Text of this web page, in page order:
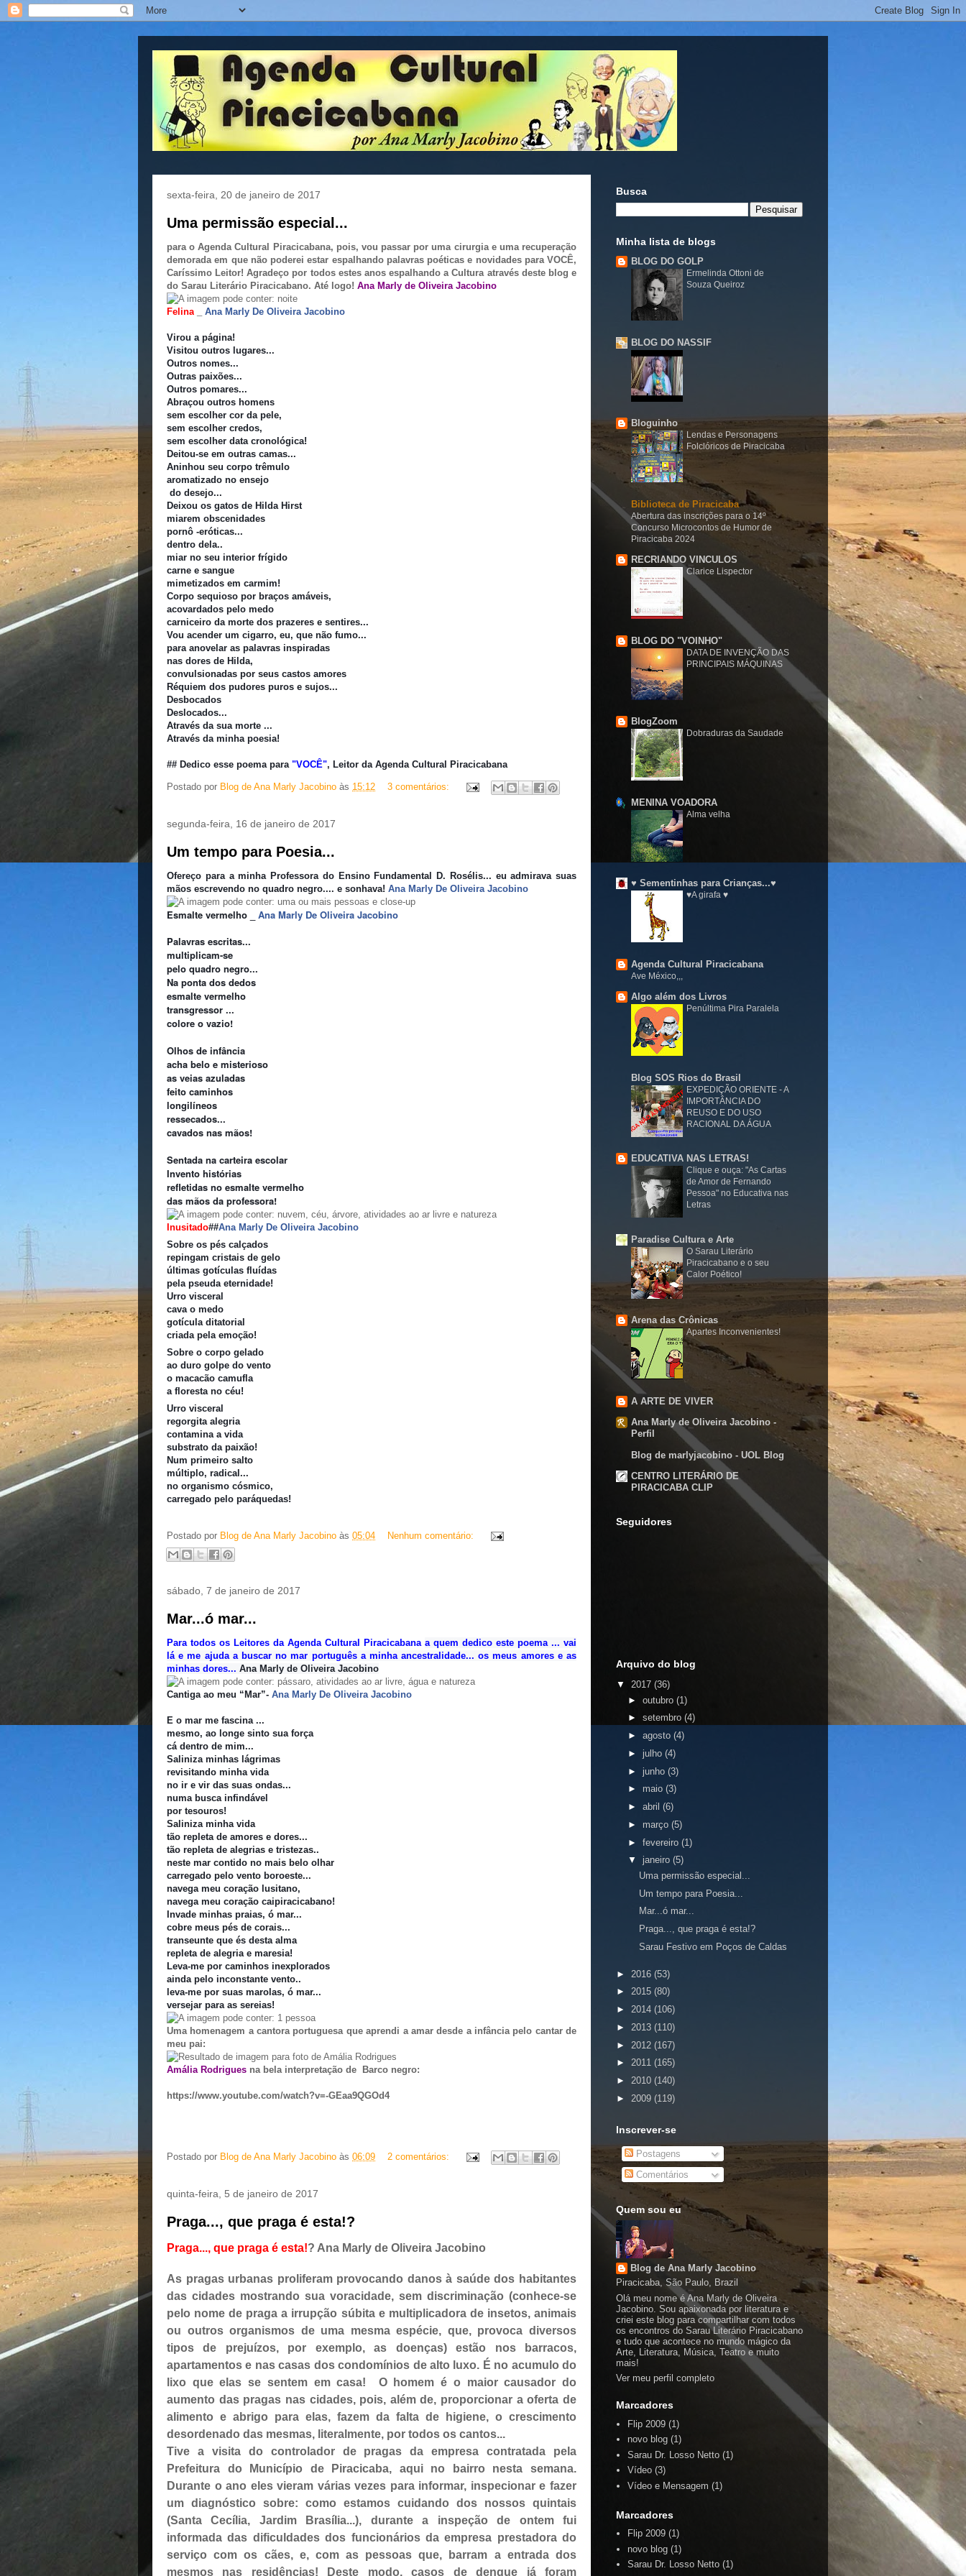
sexta-feira, 20 de janeiro de 2017
Uma permissão especial...
para o Agenda Cultural Piracicabana, pois, vou passar por uma cirurgia e uma recuperação
demorada em que não poderei estar espalhando palavras poéticas e novidades para VOCÊ,
Caríssimo Leitor! Agradeço por todos estes anos espalhando a Cultura através deste blog e
do Sarau Literário Piracicabano. Até logo! Ana Marly de Oliveira Jacobino
Felina Ana Marly De Oliveira Jacobino
Virou a página!
Visitou outros lugares...
Outros nomes...
Outras paixões...
Outros pomares...
Abraçou outros homens
sem escolher cor da pele,
sem escolher credos,
sem escolher data cronológica!
Deitou-se em outras camas...
Aninhou seu corpo trêmulo
aromatizado no ensejo
do desejo...
Deixou os gatos de Hilda Hirst
miarem obscenidades
pornô -eróticas...
dentro dela..
miar no seu interior frígido
carne e sangue
mimetizados em carmim!
Corpo sequioso por braços amáveis,
acovardados pelo medo
carniceiro da morte dos prazeres e sentires...
Vou acender um cigarro, eu, que não fumo...
para anovelar as palavras inspiradas
nas dores de Hilda,
convulsionadas por seus castos amores
Réquiem dos pudores puros e sujos...
Desbocados
Deslocados...
Através da sua morte ...
Através da minha poesia!
## Dedico esse poema para "VOCÊ", Leitor da Agenda Cultural Piracicabana
Postado por Blog de Ana Marly Jacobino às 15:12 3 comentários:
segunda-feira, 16 de janeiro de 2017
Um tempo para Poesia...
Ofereço para a minha Professora do Ensino Fundamental D. Rosélis... eu admirava suas
mãos escrevendo no quadro negro.... e sonhava! Ana Marly De Oliveira Jacobino
Esmalte vermelho _ Ana Marly De Oliveira Jacobino
Palavras escritas...
multiplicam-se
pelo quadro negro...
Na ponta dos dedos
esmalte vermelho
transgressor ...
colore o vazio!
Olhos de infância
acha belo e misterioso
as veias azuladas
feito caminhos
longilíneos
ressecados...
cavados nas mãos!
Sentada na carteira escolar
Invento histórias
refletidas no esmalte vermelho
das mãos da professora!
Inusitado##Ana Marly De Oliveira Jacobino
Sobre os pés calçados
repingam cristais de gelo
últimas gotículas fluídas
pela pseuda eternidade!
Urro visceral
cava o medo
gotícula ditatorial
criada pela emoção!
Sobre o corpo gelado
ao duro golpe do vento
o macacão camufla
a floresta no céu!
Urro visceral
regorgita alegria
contamina a vida
substrato da paixão!
Num primeiro salto
múltiplo, radical...
no organismo cósmico,
carregado pelo paráquedas!
Postado por Blog de Ana Marly Jacobino às 05:04 Nenhum comentário:
sábado, 7 de janeiro de 2017
Mar...ó mar...
Para todos os Leitores da Agenda Cultural Piracicabana a quem dedico este poema ... vai
lá e me ajuda a buscar no mar português a minha ancestralidade... os meus amores e as
minhas dores... Ana Marly de Oliveira Jacobino
Cantiga ao meu “Mar”- Ana Marly De Oliveira Jacobino
E o mar me fascina ...
mesmo, ao longe sinto sua força
cá dentro de mim...
Saliniza minhas lágrimas
revisitando minha vida
no ir e vir das suas ondas...
numa busca infindável
por tesouros!
Saliniza minha vida
tão repleta de amores e dores...
tão repleta de alegrias e tristezas..
neste mar contido no mais belo olhar
carregado pelo vento boroeste...
navega meu coração lusitano,
navega meu coração caipiracicabano!
Invade minhas praias, ó mar...
cobre meus pés de corais...
transeunte que és desta alma
repleta de alegria e maresia!
Leva-me por caminhos inexplorados
ainda pelo inconstante vento..
leva-me por suas marolas, ó mar...
versejar para as sereias!
Uma homenagem a cantora portuguesa que aprendi a amar desde a infância pelo cantar de
meu pai:
Amália Rodrigues na bela interpretação de Barco negro:
https://www.youtube.com/watch?v=-GEaa9QGOd4
Postado por Blog de Ana Marly Jacobino às 06:09 2 comentários:
quinta-feira, 5 de janeiro de 2017
Praga..., que praga é esta!?
Praga..., que praga é esta!? Ana Marly de Oliveira Jacobino
As pragas urbanas proliferam provocando danos à saúde dos habitantes
das cidades mostrando sua voracidade, sem discriminação (conhece-se
pelo nome de praga a irrupção súbita e multiplicadora de insetos, animais
ou outros organismos de uma mesma espécie, que, provoca diversos
tipos de prejuízos, por exemplo, as doenças)estão nos barracos,
apartamentos e nas casas dos condomínios de alto luxo. É no acumulo do
lixo que elas se sentem em casa! O homem é o maior causador do
aumento das pragas nas cidades, pois, além de, proporcionar a oferta de
alimento e abrigo para elas, fazem da falta de higiene, o crescimento
desordenado das mesmas, literalmente, por todos os cantos...
Tive a visita do controlador de pragas da empresa contratada pela
Prefeitura do Município de Piracicaba, aqui no bairro nesta semana.
Durante o ano eles vieram várias vezes para informar, inspecionar e fazer
um diagnóstico sobre: como estamos cuidando dos nossos quintais
(Santa Cecília, Jardim Brasília...), durante a inspeção de ontem fui
informada das dificuldades dos funcionários da empresa prestadora do
serviço com os cães, e, com as pessoas que, barram a entrada dos
mesmos nas residências! Deste modo, casos de dengue já foram
Busca
Minha lista de blogs
BLOG DO GOLP
Ermelinda Ottoni de
Souza Queiroz
BLOG DO NASSIF
Bloguinho
Lendas e Personagens
Folclóricos de Piracicaba
Biblioteca de Piracicaba
Abertura das inscrições para o 14º
Concurso Microcontos de Humor de
Piracicaba 2024
RECRIANDO VINCULOS
Clarice Lispector
BLOG DO "VOINHO"
DATA DE INVENÇÃO DAS
PRINCIPAIS MÁQUINAS
BlogZoom
Dobraduras da Saudade
MENINA VOADORA
Alma velha
♥ Sementinhas para Crianças...♥
♥A girafa ♥
Agenda Cultural Piracicabana
Ave México,,,
Algo além dos Livros
Penúltima Pira Paralela
Blog SOS Rios do Brasil
EXPEDIÇÃO ORIENTE - A
IMPORTÂNCIA DO
REUSO E DO USO
RACIONAL DA ÁGUA
EDUCATIVA NAS LETRAS!
Clique e ouça: "As Cartas
de Amor de Fernando
Pessoa" no Educativa nas
Letras
Paradise Cultura e Arte
O Sarau Literário
Piracicabano e o seu
Calor Poético!
Arena das Crônicas
Apartes Inconvenientes!
A ARTE DE VIVER
Ana Marly de Oliveira Jacobino -
Perfil
Blog de marlyjacobino - UOL Blog
CENTRO LITERÁRIO DE
PIRACICABA CLIP
Seguidores
Arquivo do blog
▼ 2017 (36)
► outubro (1)
► setembro (4)
► agosto (4)
► julho (4)
► junho (3)
► maio (3)
► abril (6)
► março (5)
► fevereiro (1)
▼ janeiro (5)
Uma permissão especial...
Um tempo para Poesia...
Mar...ó mar...
Praga..., que praga é esta!?
Sarau Festivo em Poços de Caldas
► 2016 (53)
► 2015 (80)
► 2014 (106)
► 2013 (110)
► 2012 (167)
► 2011 (165)
► 2010 (140)
► 2009 (119)
Inscrever-se
Postagens
Comentários
Quem sou eu
Blog de Ana Marly Jacobino
Piracicaba, São Paulo, Brazil
Olá meu nome é Ana Marly de Oliveira
Jacobino. Sou apaixonada por literatura e
criei este blog para compartilhar com todos
os encontros do Sarau Literário Piracicabano
e tudo que acontece no mundo mágico da
Arte, Literatura, Música, Teatro e muito
mais!
Ver meu perfil completo
Marcadores
Flip 2009 (1)
novo blog (1)
Sarau Dr. Losso Netto (1)
Vídeo (3)
Vídeo e Mensagem (1)
Marcadores
Flip 2009 (1)
novo blog (1)
Sarau Dr. Losso Netto (1)